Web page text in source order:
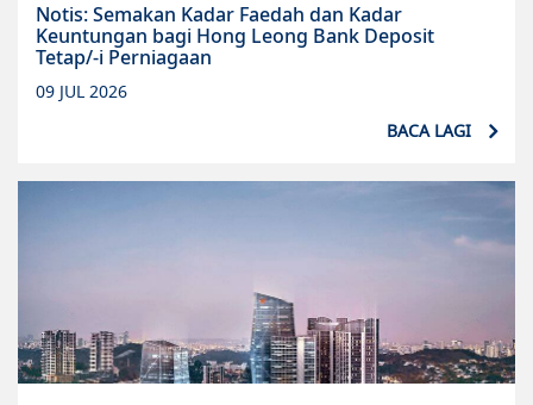
Notis: Semakan Kadar Faedah dan Kadar
Keuntungan bagi Hong Leong Bank Deposit
Tetap/-i Perniagaan
09 JUL 2026
BACA LAGI